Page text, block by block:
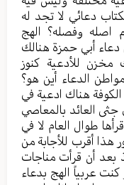
دعائي لا تجد له
اصله وفصله؟ الهج
أبي حمزة هنالك
مخزن للأدعية كنوز
الدعاء أين هو؟
هناك ادعية في
العائد بالمعاصي
طوال العام لا في
هذا أقرب للأجابة من
بعد أن قرأت مناجات
كنت عربياً الهج بدعاء